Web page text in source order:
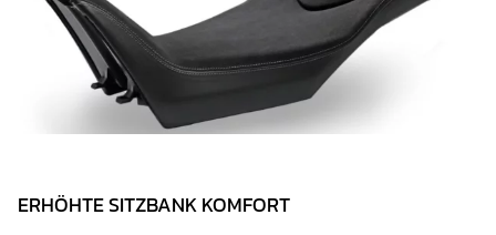
ERHÖHTE SITZBANK KOMFORT